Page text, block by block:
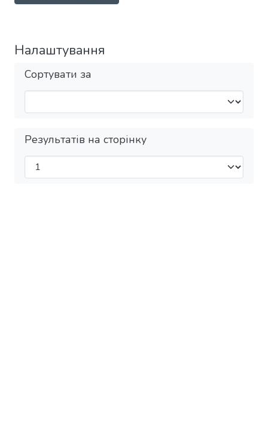
Налаштування
Сортувати за
Результатів на сторінку